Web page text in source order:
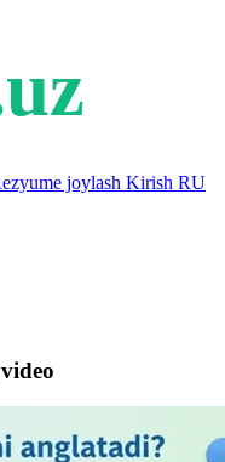
joylash Kirish RU